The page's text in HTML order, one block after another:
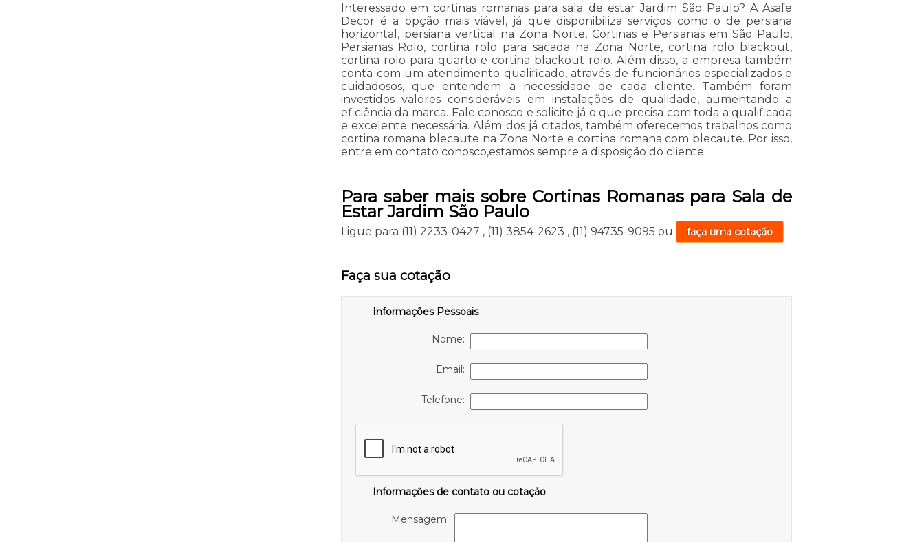
Interessado em cortinas romanas para sala de estar Jardim São Paulo? A Asafe
Decor é a opção mais viável, já que disponibiliza serviços como o de persiana
horizontal, persiana vertical na Zona Norte, Cortinas e Persianas em São Paulo,
Persianas Rolo, cortina rolo para sacada na Zona Norte, cortina rolo blackout,
cortina rolo para quarto e cortina blackout rolo. Além disso, a empresa também
conta com um atendimento qualificado, através de funcionários especializados e
cuidadosos, que entendem a necessidade de cada cliente. Também foram
investidos valores consideráveis em instalações de qualidade, aumentando a
eficiência da marca. Fale conosco e solicite já o que precisa com toda a qualificada
e excelente necessária. Além dos já citados, também oferecemos trabalhos como
cortina romana blecaute na Zona Norte e cortina romana com blecaute. Por isso,
entre em contato conosco,estamos sempre a disposição do cliente.
Para saber mais sobre Cortinas Romanas para Sala de
Estar Jardim São Paulo
Ligue para (11) 2233-0427 , (11) 3854-2623 , (11) 94735-9095 ou faça uma cotação
Faça sua cotação
Informações Pessoais
Nome:
Email:
Telefone:
Informações de contato ou cotação
Mensagem: